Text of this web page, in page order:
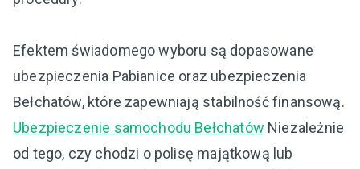
Efektem świadomego wyboru są dopasowane
ubezpieczenia Pabianice oraz ubezpieczenia
Bełchatów, które zapewniają stabilność finansową.
Ubezpieczenie samochodu Bełchatów Niezależnie
od tego, czy chodzi o polisę majątkową lub